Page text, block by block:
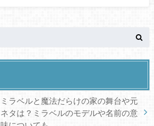
ミラベルと魔法だらけの家の舞台や元
ネタは？ミラベルのモデルや名前の意